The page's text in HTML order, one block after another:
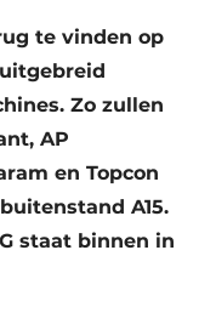
te vinden op
Zo zullen
AP
en Topcon
A15.
staat binnen in